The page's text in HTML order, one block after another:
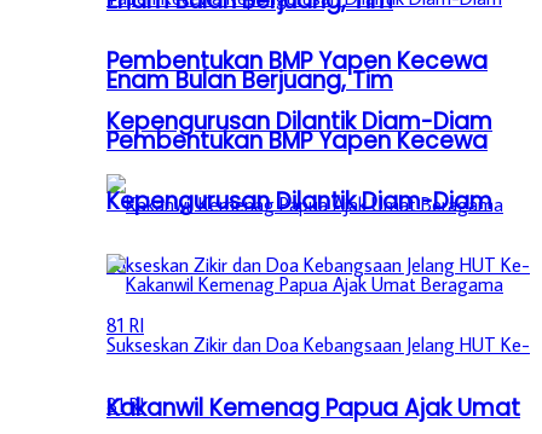
Pembentukan BMP Yapen Kecewa
Kepengurusan Dilantik Diam-Diam
Kakanwil Kemenag Papua Ajak Umat
Enam Bulan Berjuang, Tim
Pembentukan BMP Yapen Kecewa
Kepengurusan Dilantik Diam-Diam